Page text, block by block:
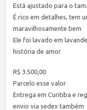
Está ajustado para o
É rico em detalhes, tem
maravilhosamente bem
Ele foi lavado em
história de amor
R$ 3.500,00
Parcelo esse valor
Entrega em Curitiba e
envio via sedex também